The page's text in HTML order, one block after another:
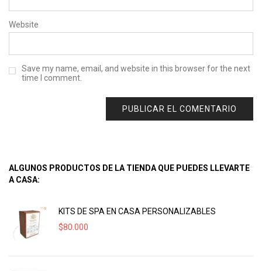
Website
Save my name, email, and website in this browser for the next
time I comment.
ALGUNOS PRODUCTOS DE LA TIENDA QUE PUEDES LLEVARTE
A CASA:
KITS DE SPA EN CASA PERSONALIZABLES
$80.000